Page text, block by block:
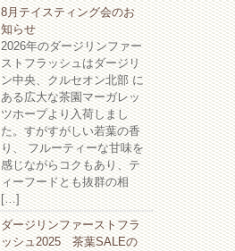
8月テイスティング会のお
知らせ
2026年のダージリンファー
ストフラッシュはダージリ
ン中央、クルセオン北部 に
ある広大な茶園マーガレッ
ツホープより入荷しまし
た。すがすがしい若葉の香
り、 フルーティーな甘味を
感じながらコクもあり、テ
ィーフードとも抜群の相
[…]
ダージリンファーストフラ
ッシュ2025 茶葉SALEの